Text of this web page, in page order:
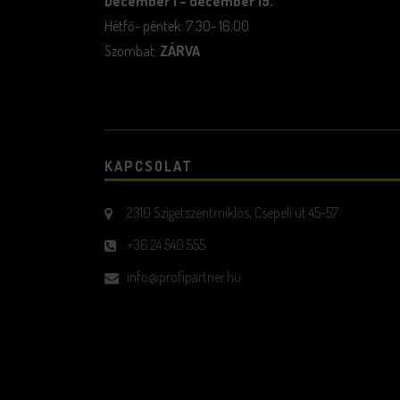
Hétfő- péntek: 7:30- 16:00
Szombat: ZÁRVA
KAPCSOLAT
2310 Szigetszentmiklós, Csepeli út 45-57.
+36 24 540 555
info@profipartner.hu